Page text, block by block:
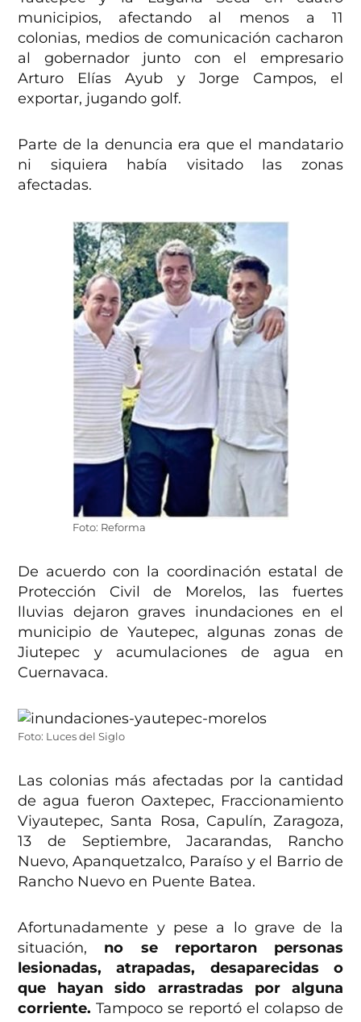
municipios, afectando al menos a 11
colonias, medios de comunicación cacharon
al gobernador junto con el empresario
Arturo Elías Ayub y Jorge Campos, el
exportar, jugando golf.
Parte de la denuncia era que el mandatario
ni siquiera había visitado las zonas
afectadas.
Foto: Reforma
De acuerdo con la coordinación estatal de
Protección Civil de Morelos, las fuertes
lluvias dejaron graves inundaciones en el
municipio de Yautepec, algunas zonas de
Jiutepec y acumulaciones de agua en
Cuernavaca.
Foto: Luces del Siglo
Las colonias más afectadas por la cantidad
de agua fueron Oaxtepec, Fraccionamiento
Viyautepec, Santa Rosa, Capulín, Zaragoza,
13 de Septiembre, Jacarandas, Rancho
Nuevo, Apanquetzalco, Paraíso y el Barrio de
Rancho Nuevo en Puente Batea.
Afortunadamente y pese a lo grave de la
situación, no se reportaron personas
lesionadas, atrapadas, desaparecidas o
que hayan sido arrastradas por alguna
corriente. Tampoco se reportó el colapso de